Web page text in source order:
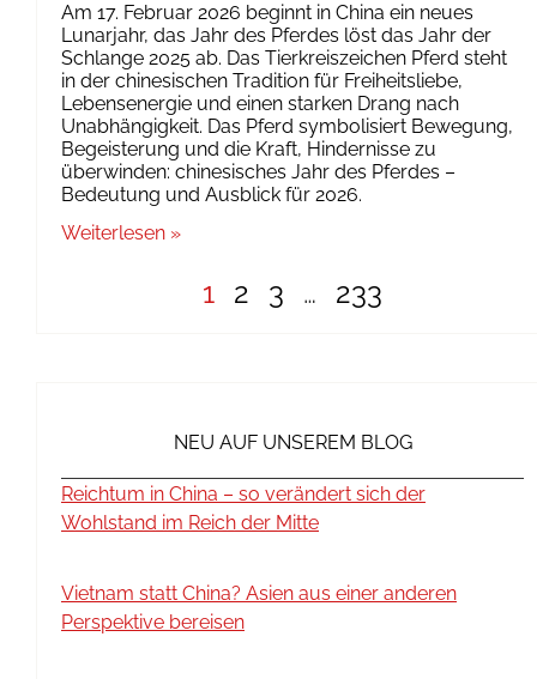
Am 17. Februar 2026 beginnt in China ein neues
Lunarjahr, das Jahr des Pferdes löst das Jahr der
Schlange 2025 ab. Das Tierkreiszeichen Pferd steht
in der chinesischen Tradition für Freiheitsliebe,
Lebensenergie und einen starken Drang nach
Unabhängigkeit. Das Pferd symbolisiert Bewegung,
Begeisterung und die Kraft, Hindernisse zu
überwinden: chinesisches Jahr des Pferdes –
Bedeutung und Ausblick für 2026.
Weiterlesen »
1 2 3 … 233
NEU AUF UNSEREM BLOG
Reichtum in China – so verändert sich der
Wohlstand im Reich der Mitte
Vietnam statt China? Asien aus einer anderen
Perspektive bereisen